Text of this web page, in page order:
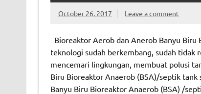
October 26, 2017 Leave a comment
Bioreaktor Aerob dan Anerob Banyu
teknologi sudah berkembang, sudah tidak
mencemari lingkungan, membuat polusi
Biru Bioreaktor Anaerob (BSA)/septik
Banyu Biru Bioreaktor Anaerob (BSA) /